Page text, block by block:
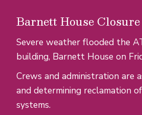
Barnett House
Severe weather flooded the
building, Barnett House on
Crews and administration are
and determining reclamation
systems.